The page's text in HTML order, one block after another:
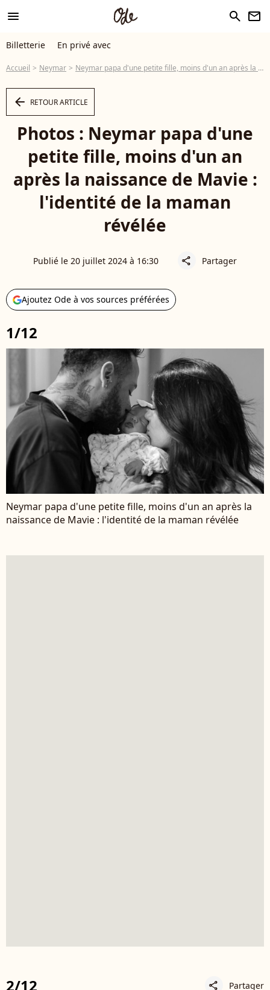
menu search newsletter
Billetterie En privé avec
Accueil Neymar Neymar papa d'une petite fille, moins d'un an après la naissance de Mavie : l'identité de la maman révélée
arrow_left RETOUR ARTICLE
Photos : Neymar papa d'une
petite fille, moins d'un an
après la naissance de Mavie :
l'identité de la maman
révélée
Publié le 20 juillet 2024 à 16:30 share Partager
Ajoutez Ode à vos sources préférées
1/12
Neymar papa d'une petite fille, moins d'un an après la
naissance de Mavie : l'identité de la maman révélée
2/12 share Partager